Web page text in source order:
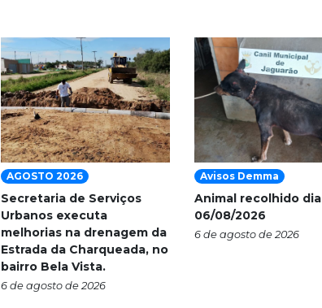
AGOSTO 2026
Secretaria de Serviços
Urbanos executa
melhorias na drenagem da
Estrada da Charqueada, no
bairro Bela Vista.
6 de agosto de 2026
Avisos Demma
Animal recolhido dia
06/08/2026
6 de agosto de 2026